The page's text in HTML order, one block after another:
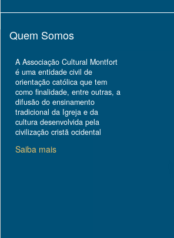
Quem Somos
A Associação Cultural Montfort
é uma entidade civil de
orientação católica que tem
como finalidade, entre outras, a
difusão do ensinamento
tradicional da Igreja e da
cultura desenvolvida pela
civilização cristã ocidental
Saiba mais